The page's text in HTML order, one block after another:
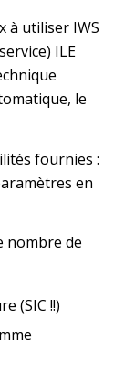
à utiliser IWS
ILE
le
fournies :
en
nombre de
(SIC !!)